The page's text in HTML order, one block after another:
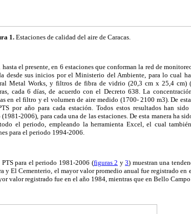
1. Estaciones de calidad del aire de Caracas.
el presente, en 6 estaciones que conforman la red de
desde sus inicios por el Ministerio del Ambiente, para lo cual
Metal Works, y filtros de fibra de vidrio (20,3 cm x 25,4 cm)
cada 6 días, de acuerdo con el Decreto 638. La
en el filtro y el volumen de aire medido (1700- 2100 m3). De
por año para cada estación. Todos estos resultados han sido
2006), para cada una de las estaciones. De esta manera ha
el periodo, empleando la herramienta Excel, el cual
para el periodo 1994-2006.
para el periodo 1981-2006 (figuras 2 y3) muestran una
y El Cementerio, el mayor valor promedio anual fue registrado en
valor registrado fue en el año 1984, mientras que en Bello Campo